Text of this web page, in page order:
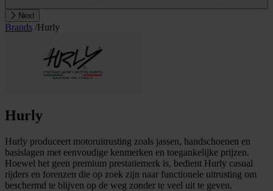
Next
Brands /Hurly
Hurly
Hurly produceert motoruitrusting zoals jassen, handschoenen en
basislagen met eenvoudige kenmerken en toegankelijke prijzen.
Hoewel het geen premium prestatiemerk is, bedient Hurly casual
rijders en forenzen die op zoek zijn naar functionele uitrusting om
beschermd te blijven op de weg zonder te veel uit te geven.